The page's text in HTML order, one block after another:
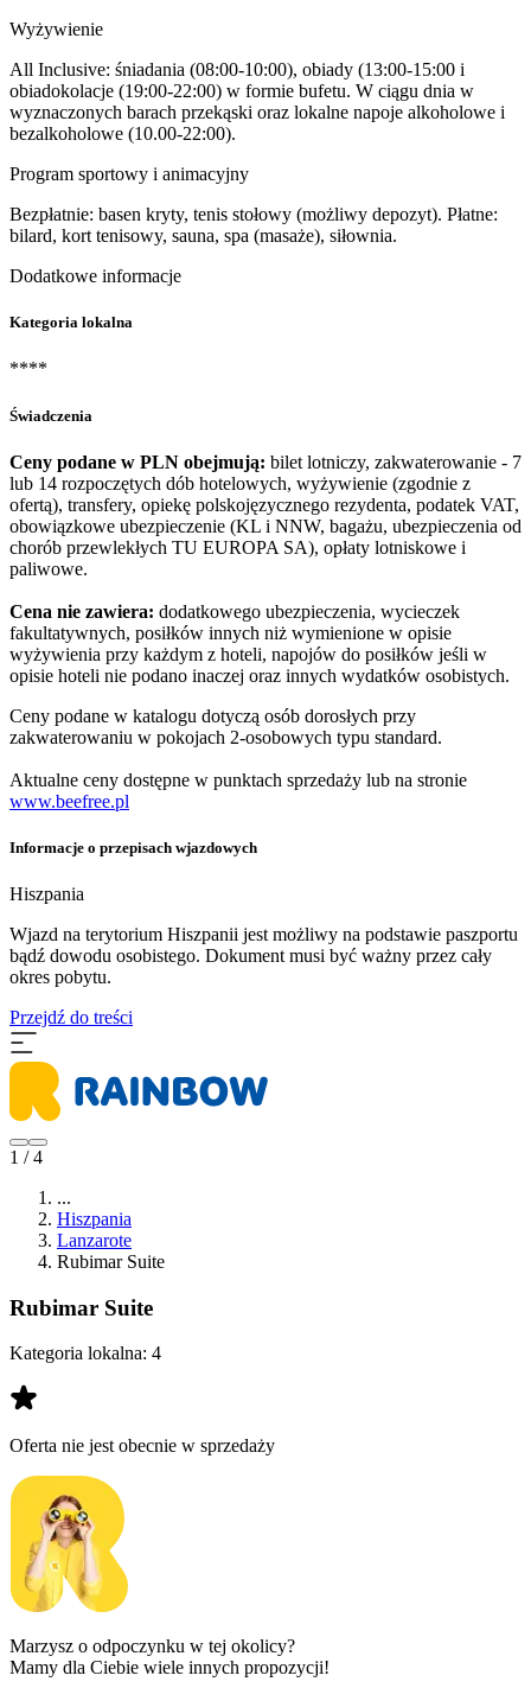
Wyżywienie
All Inclusive: śniadania (08:00-10:00), obiady (13:00-15:00 i
obiadokolacje (19:00-22:00) w formie bufetu. W ciągu dnia w
wyznaczonych barach przekąski oraz lokalne napoje alkoholowe i
bezalkoholowe (10.00-22:00).
Program sportowy i animacyjny
Bezpłatnie: basen kryty, tenis stołowy (możliwy depozyt). Płatne:
bilard, kort tenisowy, sauna, spa (masaże), siłownia.
Dodatkowe informacje
Kategoria lokalna
****
Świadczenia
Ceny podane w PLN obejmują: bilet lotniczy, zakwaterowanie - 7
lub 14 rozpoczętych dób hotelowych, wyżywienie (zgodnie z
ofertą), transfery, opiekę polskojęzycznego rezydenta, podatek VAT,
obowiązkowe ubezpieczenie (KL i NNW, bagażu, ubezpieczenia od
chorób przewlekłych TU EUROPA SA), opłaty lotniskowe i
paliwowe.
Cena nie zawiera: dodatkowego ubezpieczenia, wycieczek
fakultatywnych, posiłków innych niż wymienione w opisie
wyżywienia przy każdym z hoteli, napojów do posiłków jeśli w
opisie hoteli nie podano inaczej oraz innych wydatków osobistych.
Ceny podane w katalogu dotyczą osób dorosłych przy
zakwaterowaniu w pokojach 2-osobowych typu standard.
Aktualne ceny dostępne w punktach sprzedaży lub na stronie
www.beefree.pl
Informacje o przepisach wjazdowych
Hiszpania
​Wjazd na terytorium Hiszpanii jest możliwy na podstawie paszportu
bądź dowodu osobistego. Dokument musi być ważny przez cały
okres pobytu.
Przejdź do treści
1 / 4
...
Hiszpania
Lanzarote
Rubimar Suite
Rubimar Suite
Kategoria lokalna: 4
Oferta nie jest obecnie w sprzedaży
Marzysz o odpoczynku w tej okolicy?
Mamy dla Ciebie wiele innych propozycji!